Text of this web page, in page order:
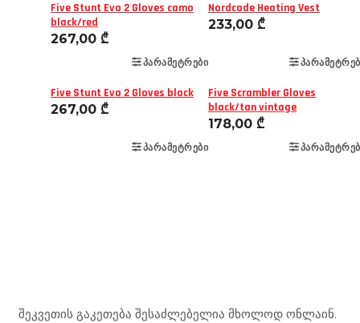
Five Stunt Evo 2 Gloves camo
black/red
267,00 ₾
ᲞᲐᲠᲐᲛᲔᲢᲠᲔᲑᲘ
Nordcode Heating Vest
233,00 ₾
Five Stunt Evo 2 Gloves black
267,00 ₾
ᲞᲐᲠᲐᲛᲔᲢᲠᲔᲑᲘ
Five Scrambler Gloves
black/tan vintage
178,00 ₾
შეკვეთის გაკეთება შესაძლებელია მხოლოდ ონლაინ.